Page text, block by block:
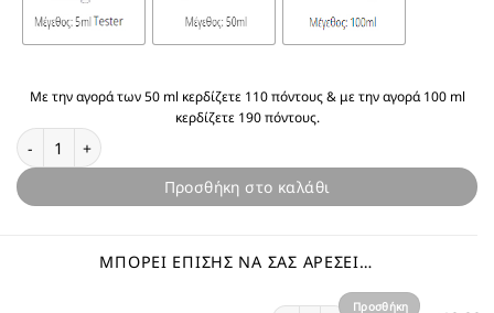
Με την αγορά των 50 ml κερδίζετε 110 πόντους & με την αγορά 100 ml
κερδίζετε 190 πόντους.
Θυμίζει 1 Million Lucky ποσότητα
Προσθήκη στο καλάθι
ΜΠΟΡΕΊ ΕΠΊΣΗΣ ΝΑ ΣΑΣ ΑΡΈΣΕΙ…
Προσθήκη